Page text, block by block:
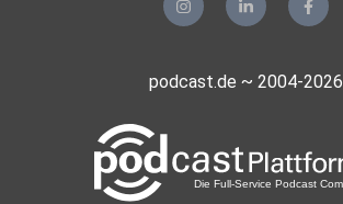
podcast.de ~ 2004-2026